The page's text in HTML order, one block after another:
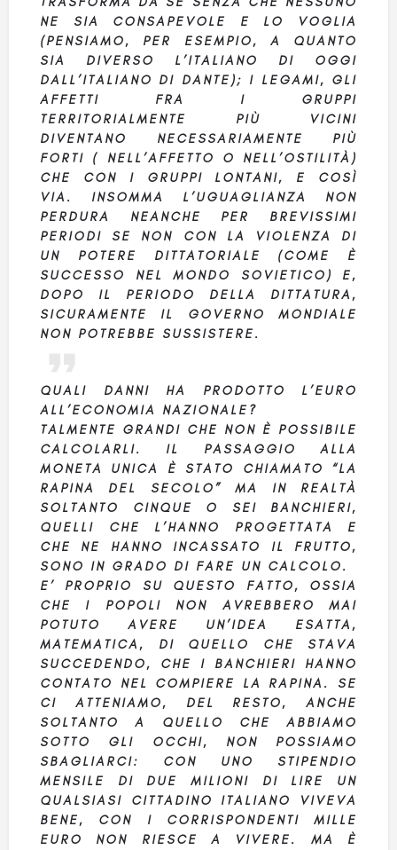
NE SIA CONSAPEVOLE E LO VOGLIA
(PENSIAMO, PER ESEMPIO, A QUANTO
SIA DIVERSO L’ITALIANO DI OGGI
DALL’ITALIANO DI DANTE); I LEGAMI, GLI
AFFETTI FRA I GRUPPI
TERRITORIALMENTE PIÙ VICINI
DIVENTANO NECESSARIAMENTE PIÙ
FORTI ( NELL’AFFETTO O NELL’OSTILITÀ)
CHE CON I GRUPPI LONTANI, E COSÌ
VIA. INSOMMA L’UGUAGLIANZA NON
PERDURA NEANCHE PER BREVISSIMI
PERIODI SE NON CON LA VIOLENZA DI
UN POTERE DITTATORIALE (COME È
SUCCESSO NEL MONDO SOVIETICO) E,
DOPO IL PERIODO DELLA DITTATURA,
SICURAMENTE IL GOVERNO MONDIALE
NON POTREBBE SUSSISTERE.
QUALI DANNI HA PRODOTTO L’EURO
ALL’ECONOMIA NAZIONALE?
TALMENTE GRANDI CHE NON È POSSIBILE
CALCOLARLI. IL PASSAGGIO ALLA
MONETA UNICA È STATO CHIAMATO “LA
RAPINA DEL SECOLO” MA IN REALTÀ
SOLTANTO CINQUE O SEI BANCHIERI,
QUELLI CHE L’HANNO PROGETTATA E
CHE NE HANNO INCASSATO IL FRUTTO,
SONO IN GRADO DI FARE UN CALCOLO.
E’ PROPRIO SU QUESTO FATTO, OSSIA
CHE I POPOLI NON AVREBBERO MAI
POTUTO AVERE UN’IDEA ESATTA,
MATEMATICA, DI QUELLO CHE STAVA
SUCCEDENDO, CHE I BANCHIERI HANNO
CONTATO NEL COMPIERE LA RAPINA. SE
CI ATTENIAMO, DEL RESTO, ANCHE
SOLTANTO A QUELLO CHE ABBIAMO
SOTTO GLI OCCHI, NON POSSIAMO
SBAGLIARCI: CON UNO STIPENDIO
MENSILE DI DUE MILIONI DI LIRE UN
QUALSIASI CITTADINO ITALIANO VIVEVA
BENE, CON I CORRISPONDENTI MILLE
EURO NON RIESCE A VIVERE. MA È